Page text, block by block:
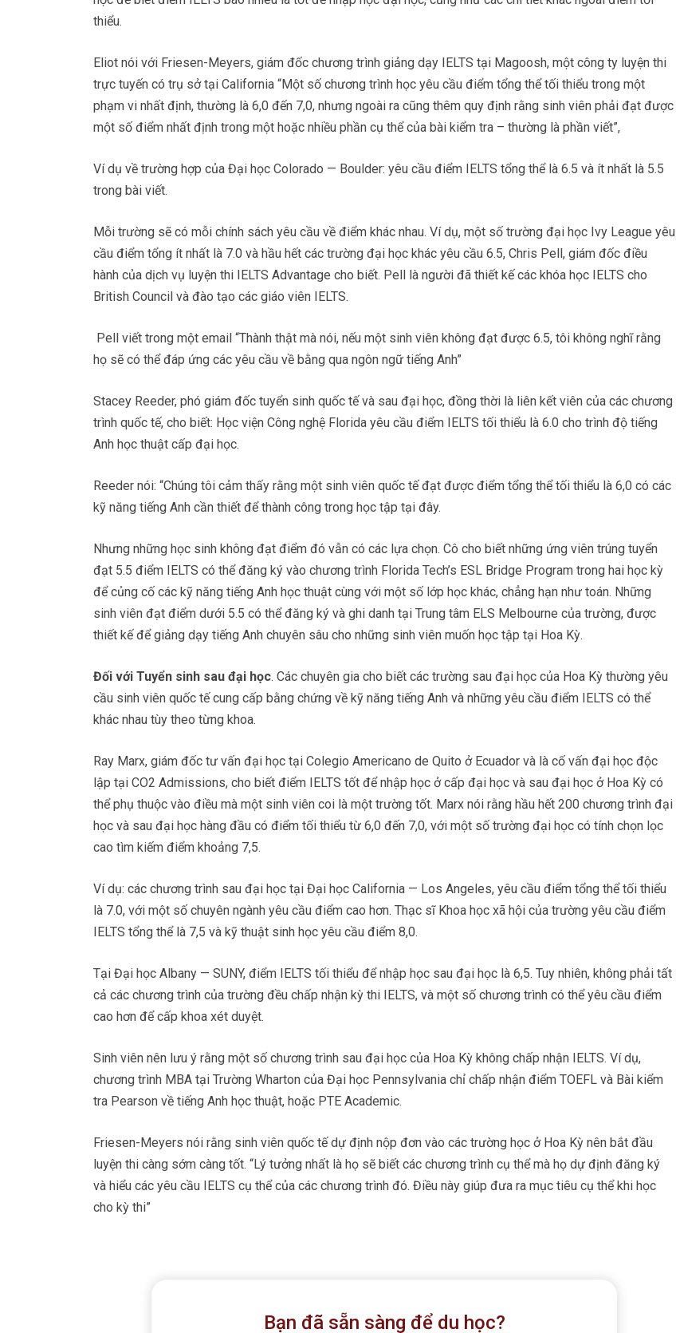
thiểu.
Eliot nói với Friesen-Meyers, giám đốc chương trình giảng dạy IELTS tại Magoosh, một công ty luyện thi
trực tuyến có trụ sở tại California “Một số chương trình học yêu cầu điểm tổng thể tối thiểu trong một
phạm vi nhất định, thường là 6,0 đến 7,0, nhưng ngoài ra cũng thêm quy định rằng sinh viên phải đạt được
một số điểm nhất định trong một hoặc nhiều phần cụ thể của bài kiểm tra – thường là phần viết”,
Ví dụ về trường hợp của Đại học Colorado — Boulder: yêu cầu điểm IELTS tổng thể là 6.5 và ít nhất là 5.5
trong bài viết.
Mỗi trường sẽ có mỗi chính sách yêu cầu về điểm khác nhau. Ví dụ, một số trường đại học Ivy League yêu
cầu điểm tổng ít nhất là 7.0 và hầu hết các trường đại học khác yêu cầu 6.5, Chris Pell, giám đốc điều
hành của dịch vụ luyện thi IELTS Advantage cho biết. Pell là người đã thiết kế các khóa học IELTS cho
British Council và đào tạo các giáo viên IELTS.
Pell viết trong một email “Thành thật mà nói, nếu một sinh viên không đạt được 6.5, tôi không nghĩ rằng
họ sẽ có thể đáp ứng các yêu cầu về bằng qua ngôn ngữ tiếng Anh”
Stacey Reeder, phó giám đốc tuyển sinh quốc tế và sau đại học, đồng thời là liên kết viên của các chương
trình quốc tế, cho biết: Học viện Công nghệ Florida yêu cầu điểm IELTS tối thiểu là 6.0 cho trình độ tiếng
Anh học thuật cấp đại học.
Reeder nói: “Chúng tôi cảm thấy rằng một sinh viên quốc tế đạt được điểm tổng thể tối thiểu là 6,0 có các
kỹ năng tiếng Anh cần thiết để thành công trong học tập tại đây.
Nhưng những học sinh không đạt điểm đó vẫn có các lựa chọn. Cô cho biết những ứng viên trúng tuyển
đạt 5.5 điểm IELTS có thể đăng ký vào chương trình Florida Tech’s ESL Bridge Program trong hai học kỳ
để củng cố các kỹ năng tiếng Anh học thuật cùng với một số lớp học khác, chẳng hạn như toán. Những
sinh viên đạt điểm dưới 5.5 có thể đăng ký và ghi danh tại Trung tâm ELS Melbourne của trường, được
thiết kế để giảng dạy tiếng Anh chuyên sâu cho những sinh viên muốn học tập tại Hoa Kỳ.
Đối với Tuyển sinh sau đại học. Các chuyên gia cho biết các trường sau đại học của Hoa Kỳ thường yêu
cầu sinh viên quốc tế cung cấp bằng chứng về kỹ năng tiếng Anh và những yêu cầu điểm IELTS có thể
khác nhau tùy theo từng khoa.
Ray Marx, giám đốc tư vấn đại học tại Colegio Americano de Quito ở Ecuador và là cố vấn đại học độc
lập tại CO2 Admissions, cho biết điểm IELTS tốt để nhập học ở cấp đại học và sau đại học ở Hoa Kỳ có
thể phụ thuộc vào điều mà một sinh viên coi là một trường tốt. Marx nói rằng hầu hết 200 chương trình đại
học và sau đại học hàng đầu có điểm tối thiểu từ 6,0 đến 7,0, với một số trường đại học có tính chọn lọc
cao tìm kiếm điểm khoảng 7,5.
Ví dụ: các chương trình sau đại học tại Đại học California — Los Angeles, yêu cầu điểm tổng thể tối thiểu
là 7.0, với một số chuyên ngành yêu cầu điểm cao hơn. Thạc sĩ Khoa học xã hội của trường yêu cầu điểm
IELTS tổng thể là 7,5 và kỹ thuật sinh học yêu cầu điểm 8,0.
Tại Đại học Albany — SUNY, điểm IELTS tối thiểu để nhập học sau đại học là 6,5. Tuy nhiên, không phải tất
cả các chương trình của trường đều chấp nhận kỳ thi IELTS, và một số chương trình có thể yêu cầu điểm
cao hơn để cấp khoa xét duyệt.
Sinh viên nên lưu ý rằng một số chương trình sau đại học của Hoa Kỳ không chấp nhận IELTS. Ví dụ,
chương trình MBA tại Trường Wharton của Đại học Pennsylvania chỉ chấp nhận điểm TOEFL và Bài kiểm
tra Pearson về tiếng Anh học thuật, hoặc PTE Academic.
Friesen-Meyers nói rằng sinh viên quốc tế dự định nộp đơn vào các trường học ở Hoa Kỳ nên bắt đầu
luyện thi càng sớm càng tốt. “Lý tưởng nhất là họ sẽ biết các chương trình cụ thể mà họ dự định đăng ký
và hiểu các yêu cầu IELTS cụ thể của các chương trình đó. Điều này giúp đưa ra mục tiêu cụ thể khi học
cho kỳ thi”
Bạn đã sẵn sàng để du học?